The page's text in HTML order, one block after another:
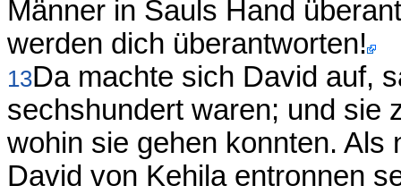
Männer in Sauls Hand
werden dich überantworten!
13Da machte sich David auf,
sechshundert waren; und sie
wohin sie gehen konnten.
David von Kehila entronnen